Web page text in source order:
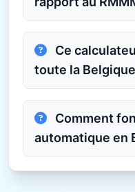
toute la
automatique en